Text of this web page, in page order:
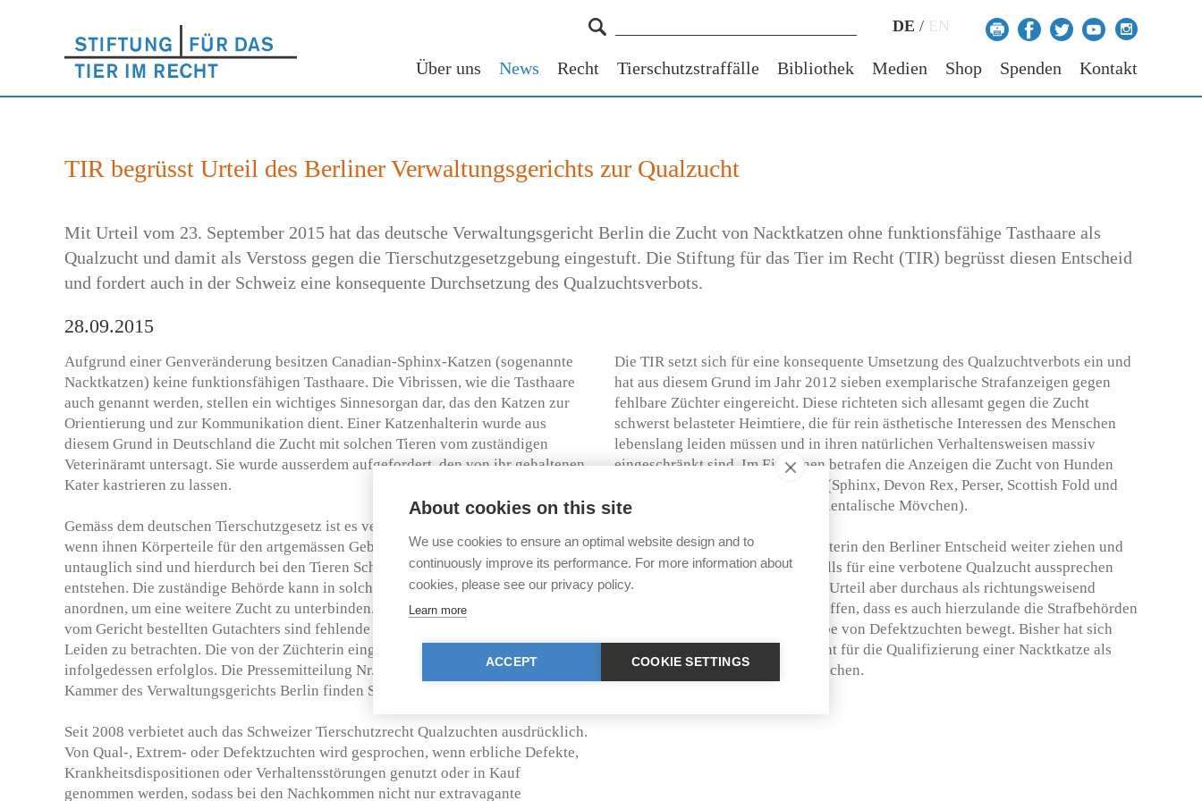
DE / EN
Über uns News Recht Tierschutzstraffälle Bibliothek Medien Shop Spenden Kontakt
TIR begrüsst Urteil des Berliner Verwaltungsgerichts zur Qualzucht
Mit Urteil vom 23. September 2015 hat das deutsche Verwaltungsgericht Berlin die Zucht von Nacktkatzen ohne funktionsfähige Tasthaare als
Qualzucht und damit als Verstoss gegen die Tierschutzgesetzgebung eingestuft. Die Stiftung für das Tier im Recht (TIR) begrüsst diesen Entscheid
und fordert auch in der Schweiz eine konsequente Durchsetzung des Qualzuchtsverbots.
28.09.2015
Aufgrund einer Genveränderung besitzen Canadian-Sphinx-Katzen (sogenannte
Nacktkatzen) keine funktionsfähigen Tasthaare. Die Vibrissen, wie die Tasthaare
auch genannt werden, stellen ein wichtiges Sinnesorgan dar, das den Katzen zur
Orientierung und zur Kommunikation dient. Einer Katzenhalterin wurde aus
diesem Grund in Deutschland die Zucht mit solchen Tieren vom zuständigen
Veterinäramt untersagt. Sie wurde ausserdem aufgefordert, den von ihr gehaltenen
Kater kastrieren zu lassen.
Gemäss dem deutschen Tierschutzgesetz ist es verboten, Wirbeltiere zu züchten,
wenn ihnen Körperteile für den artgemässen Gebrauch fehlen oder diese
untauglich sind und hierdurch bei den Tieren Schmerzen, Leiden oder Schäden
entstehen. Die zuständige Behörde kann in solchen Fällen das Unfruchtbarmachen
anordnen, um eine weitere Zucht zu unterbinden. Nach den Ausführungen des
vom Gericht bestellten Gutachters sind fehlende Tasthaare als Schaden und
Leiden zu betrachten. Die von der Züchterin eingereichte Klage blieb
infolgedessen erfolglos. Die Pressemitteilung Nr. 33/2015 zum Urteil der 24.
Kammer des Verwaltungsgerichts Berlin finden Sie
Seit 2008 verbietet auch das Schweizer Tierschutzrecht Qualzuchten ausdrücklich.
Von Qual-, Extrem- oder Defektzuchten wird gesprochen, wenn erbliche Defekte,
Krankheitsdispositionen oder Verhaltensstörungen genutzt oder in Kauf
genommen werden, sodass bei den Nachkommen nicht nur extravagante
Die TIR setzt sich für eine konsequente Umsetzung des Qualzuchtverbots ein und
hat aus diesem Grund im Jahr 2012 sieben exemplarische Strafanzeigen gegen
fehlbare Züchter eingereicht. Diese richteten sich allesamt gegen die Zucht
schwerst belasteter Heimtiere, die für rein ästhetische Interessen des Menschen
lebenslang leiden müssen und in ihren natürlichen Verhaltensweisen massiv
eingeschränkt sind. Im Einzelnen betrafen die Anzeigen die Zucht von Hunden
(Labrador und Pekinese), Katzen (Sphinx, Devon Rex, Perser, Scottish Fold und
Exotic Shorthair) und Tauben (Orientalische Mövchen).
Es bleibt abzuwarten, ob die Züchterin den Berliner Entscheid weiter ziehen und
ob sich die höhere Instanz ebenfalls für eine verbotene Qualzucht aussprechen
wird. Unabhängig davon darf das Urteil aber durchaus als richtungsweisend
betrachtet werden und es ist zu hoffen, dass es auch hierzulande die Strafbehörden
zu einer konsequenteren Handhabe von Defektzuchten bewegt. Bisher hat sich
leider noch kein Schweizer Gericht für die Qualifizierung einer Nacktkatze als
verbotene Extremzucht ausgesprochen.
About cookies on this site
We use cookies to ensure an optimal website design and to
continuously improve its performance. For more information about
cookies, please see our privacy policy.
Learn more
ACCEPT COOKIE SETTINGS